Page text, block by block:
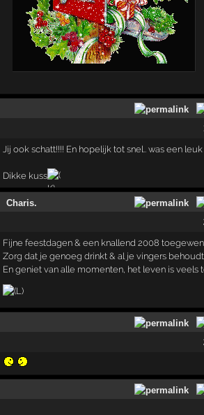
Jij ook schatt!!!! En hopelijk tot snel.. was een
Dikke kuss
Charis.
Fijne feestdagen & een knallend 2008
Zorg dat je genoeg drinkt & al je vingers
En geniet van alle momenten, het leven is veels